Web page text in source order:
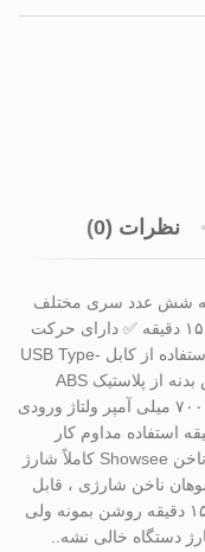
نظرات (0)
به شش عدد سری مختلف
✅️ دارای قابلیت خاموش شدن خودکار پس از ۱۵ دقیقه ✅️ دارای حرکت
رفت و برگشتی ✅️ قابلیت شارژ سریع تنها با استفاده از کابل USB Type-
C ✅️ دارای سوهان اضافه و قابل تعویض جنس بدنه از پلاستیک ABS
دارای چراغ نشانگر LED برخورداری از باتری ۷۰۰ میلی آمپر ولتاژ ورودی
۷۰۰ میلی‌آمپری آن، برای ۴۵ دقیقه استفاده مداوم کار
می‌دهد. تنها ۲ ساعت طول می‌کشد تا پولیش ناخن Showsee کاملاً شارژ
ناخن شارژی ، قابل
تنظیمه و دو حالت قوی و نرم داره. اگر برای ۱۵ دقیقه روشن بمونه ولی
دستگاه خالی نشه..